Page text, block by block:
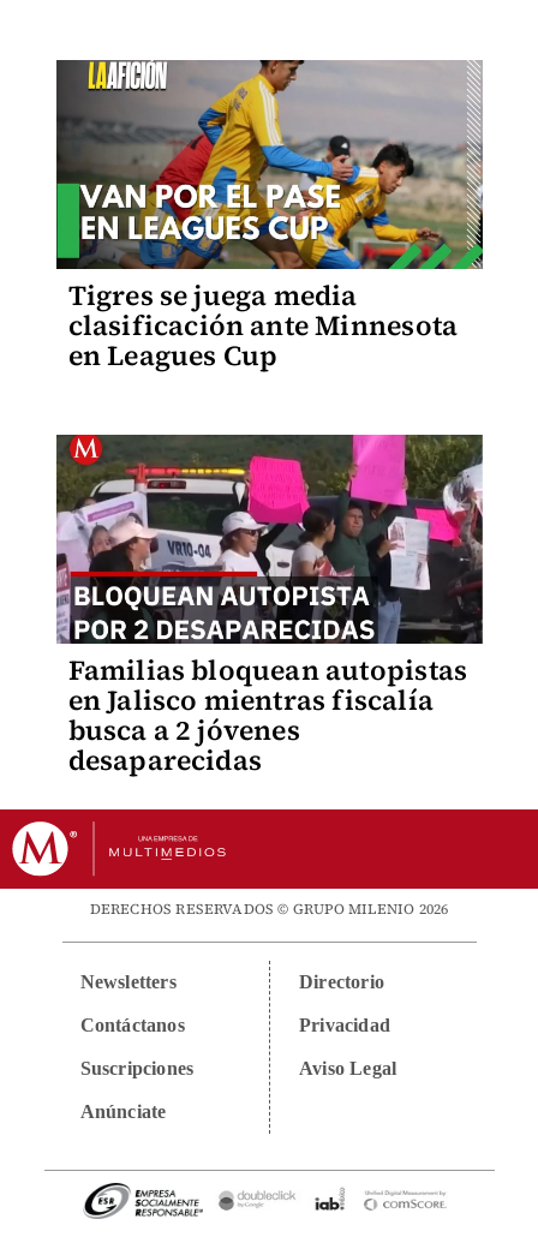
Tigres se juega media
clasificación ante Minnesota
en Leagues Cup
Familias bloquean autopistas
en Jalisco mientras fiscalía
busca a 2 jóvenes
desaparecidas
DERECHOS RESERVADOS © GRUPO MILENIO 2026
Newsletters
Contáctanos
Suscripciones
Anúnciate
Directorio
Privacidad
Aviso Legal